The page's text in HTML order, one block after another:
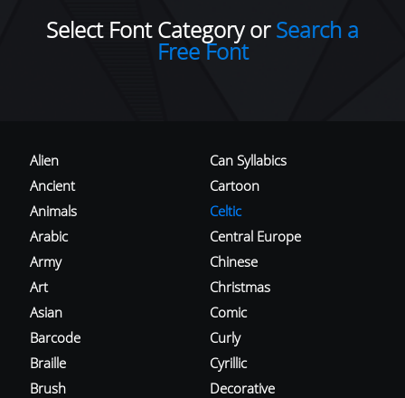
Select Font Category orSearch a
Free Font
Alien
Ancient
Animals
Arabic
Army
Art
Asian
Barcode
Braille
Brush
Can Syllabics
Cartoon
Celtic
Central Europe
Chinese
Christmas
Comic
Curly
Cyrillic
Decorative